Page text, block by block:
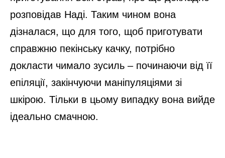
розповідав Наді. Таким чином вона
дізналася, що для того, щоб приготувати
справжню пекінську качку, потрібно
докласти чимало зусиль – починаючи від її
епіляції, закінчуючи маніпуляціями зі
шкірою. Тільки в цьому випадку вона вийде
ідеально смачною.